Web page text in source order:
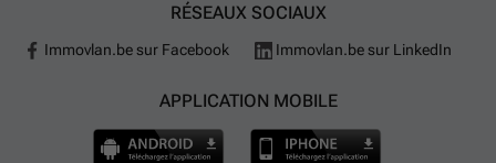
RÉSEAUX SOCIAUX
Immovlan.be sur Facebook Immovlan.be sur LinkedIn
APPLICATION MOBILE